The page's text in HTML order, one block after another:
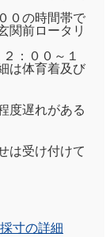
０の時間帯で
関前ロータリ
：００～１
は体育着及び
度遅れがある
は受け付けて
寸の詳細